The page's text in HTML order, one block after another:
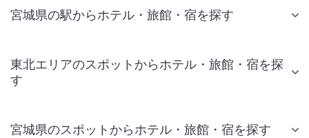
宮城県の駅からホテル・旅館・宿を探す
東北エリアのスポットからホテル・旅館・宿を探
す
宮城県のスポットからホテル・旅館・宿を探す